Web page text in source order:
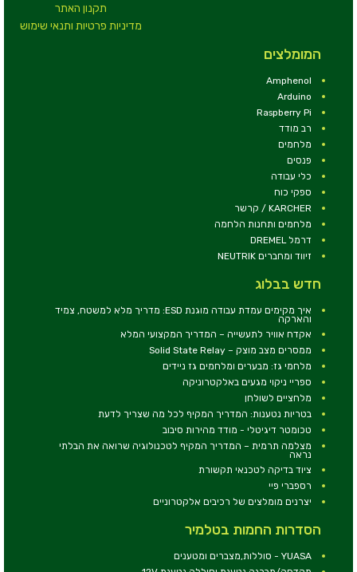
תקנון האתר
מדיניות פרטיות ותנאי שימוש
המומלצים
Amphenol
Arduino
Raspberry Pi
רב מודד
מלחמים
פנסים
כלי עבודה
ספקי כוח
KARCHER / קרשר
מלחמים ותחנות הלחמה
דרמל DREMEL
זיווד ומחברים NEUTRIK
חדש בבלוג
איך מקימים עמדת עבודה מוגנת ESD: מדריך מלא למשטח, צמיד
והארקה
אקדח אוויר לתעשייה – המדריך המקצועי המלא
ממסרים מצב מוצק – Solid State Relay
מלחמי גז: מבערים ומלחמים גז ניידים
ספריי ניקוי מגעים באלקטרוניקה
מלחציים לשולחן
בטריות נטענות: המדריך המקיף לכל מה שצריך לדעת
טכומטר דיגיטלי - מודד מהירות סיבוב
מצלמה תרמית – המדריך המקיף לטכנולוגיה שרואה את הבלתי
נראה
ציוד בדיקה לטכנאי תקשורת
רספברי פיי
יצרנים מומלצים של רכיבים אלקטרוניים
הסדרות החמות בטלמיר
YUASA - סוללות,מצברים ומטענים